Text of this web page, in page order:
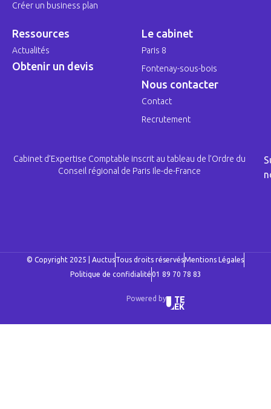
Créer un business plan
Ressources
Actualités
Obtenir un devis
Le cabinet
Paris 8
Fontenay-sous-bois
Nous contacter
Contact
Recrutement
Cabinet d’Expertise Comptable inscrit au tableau de l’Ordre du
Conseil régional de Paris Ile-de-France
© Copyright 2025 | AuctusTous droits réservésMentions Légales
Politique de confidialité01 89 70 78 83
Powered by